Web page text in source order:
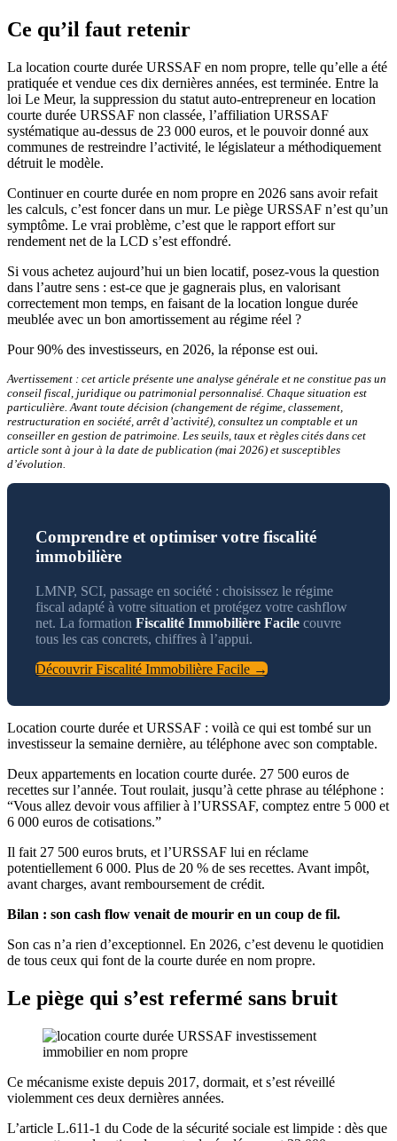
Ce qu’il faut retenir
La location courte durée URSSAF en nom propre, telle qu’elle a été
pratiquée et vendue ces dix dernières années, est terminée. Entre la
loi Le Meur, la suppression du statut auto-entrepreneur en location
courte durée URSSAF non classée, l’affiliation URSSAF
systématique au-dessus de 23 000 euros, et le pouvoir donné aux
communes de restreindre l’activité, le législateur a méthodiquement
détruit le modèle.
Continuer en courte durée en nom propre en 2026 sans avoir refait
les calculs, c’est foncer dans un mur. Le piège URSSAF n’est qu’un
symptôme. Le vrai problème, c’est que le rapport effort sur
rendement net de la LCD s’est effondré.
Si vous achetez aujourd’hui un bien locatif, posez-vous la question
dans l’autre sens : est-ce que je gagnerais plus, en valorisant
correctement mon temps, en faisant de la location longue durée
meublée avec un bon amortissement au régime réel ?
Pour 90% des investisseurs, en 2026, la réponse est oui.
Avertissement : cet article présente une analyse générale et ne constitue pas un
conseil fiscal, juridique ou patrimonial personnalisé. Chaque situation est
particulière. Avant toute décision (changement de régime, classement,
restructuration en société, arrêt d’activité), consultez un comptable et un
conseiller en gestion de patrimoine. Les seuils, taux et règles cités dans cet
article sont à jour à la date de publication (mai 2026) et susceptibles
d’évolution.
Comprendre et optimiser votre fiscalité
immobilière
LMNP, SCI, passage en société : choisissez le régime
fiscal adapté à votre situation et protégez votre cashflow
net. La formation Fiscalité Immobilière Facile couvre
tous les cas concrets, chiffres à l’appui.
Découvrir Fiscalité Immobilière Facile →
Location courte durée et URSSAF : voilà ce qui est tombé sur un
investisseur la semaine dernière, au téléphone avec son comptable.
Deux appartements en location courte durée. 27 500 euros de
recettes sur l’année. Tout roulait, jusqu’à cette phrase au téléphone :
“Vous allez devoir vous affilier à l’URSSAF, comptez entre 5 000 et
6 000 euros de cotisations.”
Il fait 27 500 euros bruts, et l’URSSAF lui en réclame
potentiellement 6 000. Plus de 20 % de ses recettes. Avant impôt,
avant charges, avant remboursement de crédit.
Bilan : son cash flow venait de mourir en un coup de fil.
Son cas n’a rien d’exceptionnel. En 2026, c’est devenu le quotidien
de tous ceux qui font de la courte durée en nom propre.
Le piège qui s’est refermé sans bruit
Ce mécanisme existe depuis 2017, dormait, et s’est réveillé
violemment ces deux dernières années.
L’article L.611-1 du Code de la sécurité sociale est limpide : dès que